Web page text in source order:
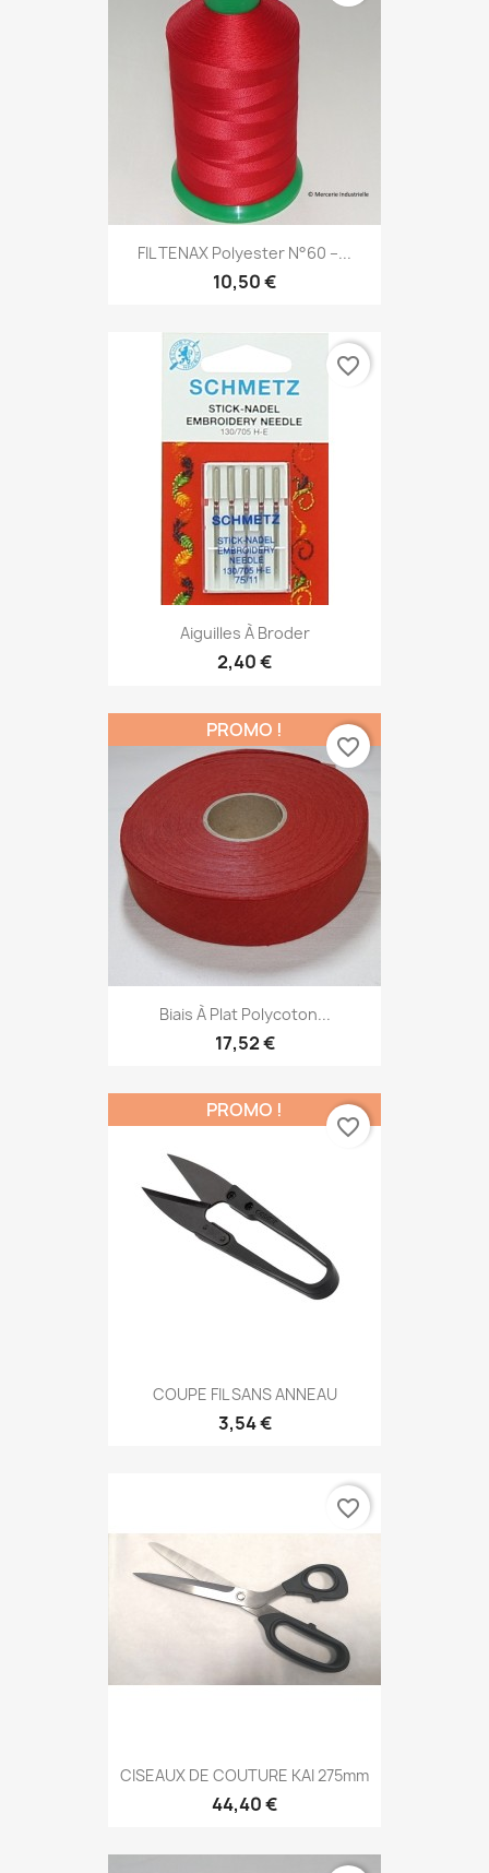
FIL TENAX Polyester N°60 –...
10,50 €
Aiguilles À Broder
2,40 €
favorite_border
Biais À Plat Polycoton...
17,52 €
PROMO !
favorite_border
COUPE FIL SANS ANNEAU
3,54 €
PROMO !
favorite_border
CISEAUX DE COUTURE KAI 275mm
44,40 €
favorite_border